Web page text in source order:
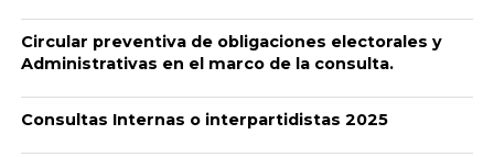
Circular preventiva de obligaciones electorales y
Administrativas en el marco de la consulta.
Consultas Internas o interpartidistas 2025